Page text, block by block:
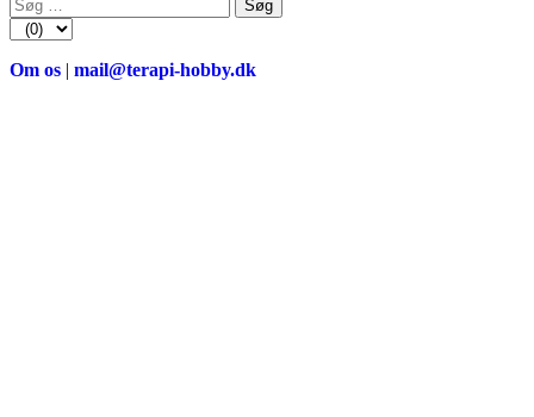
efter:
Om os | mail@terapi-hobby.dk